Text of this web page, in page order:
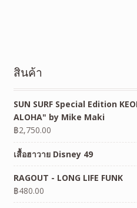
สินค้า
SUN SURF Special Edition
ALOHA" by Mike Maki
฿2,750.00
เสื้อฮาวาย Disney 49
RAGOUT - LONG LIFE FUNK
฿480.00